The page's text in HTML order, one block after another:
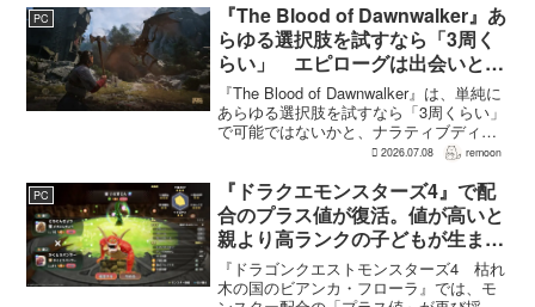
PC
『The Blood of Dawnwalker』あ
らゆる選択肢を試すなら「3周く
らい」 エピローグは出会いと選
択で変化
『The Blood of Dawnwalker』は、単純に
あらゆる選択肢を試すなら「3周くらい」
で可能ではないかと、ナラティブディレ
クターのJakub Szamałek氏がファミ
はエンディングへ収束...
2026.07.08 remoon
PC
『ドラクエモンスターズ4』で配
合のプラス値が復活。値が高いと
親より高ランクの子どもが生まれ
ることも
『ドラゴンクエストモンスターズ4 枯れ
木の国のビアンカ・フローラ』では、モ